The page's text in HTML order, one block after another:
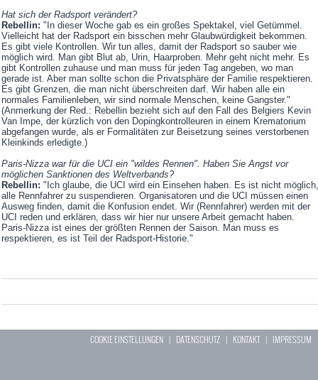
Hat sich der Radsport verändert?
Rebellin: "In dieser Woche gab es ein großes Spektakel, viel Getümmel.
Vielleicht hat der Radsport ein bisschen mehr Glaubwürdigkeit bekommen.
Es gibt viele Kontrollen. Wir tun alles, damit der Radsport so sauber wie
möglich wird. Man gibt Blut ab, Urin, Haarproben. Mehr geht nicht mehr. Es
gibt Kontrollen zuhause und man muss für jeden Tag angeben, wo man
gerade ist. Aber man sollte schon die Privatsphäre der Familie respektieren.
Es gibt Grenzen, die man nicht überschreiten darf. Wir haben alle ein
normales Familienleben, wir sind normale Menschen, keine Gangster."
(Anmerkung der Red.: Rebellin bezieht sich auf den Fall des Belgiers Kevin
Van Impe, der kürzlich von den Dopingkontrolleuren in einem Krematorium
abgefangen wurde, als er Formalitäten zur Beisetzung seines verstorbenen
Kleinkinds erledigte.)
Paris-Nizza war für die UCI ein "wildes Rennen". Haben Sie Angst vor
möglichen Sanktionen des Weltverbands?
Rebellin: "Ich glaube, die UCI wird ein Einsehen haben. Es ist nicht möglich,
alle Rennfahrer zu suspendieren. Organisatoren und die UCI müssen einen
Ausweg finden, damit die Konfusion endet. Wir (Rennfahrer) werden mit der
UCI reden und erklären, dass wir hier nur unsere Arbeit gemacht haben.
Paris-Nizza ist eines der größten Rennen der Saison. Man muss es
respektieren, es ist Teil der Radsport-Historie."
COOKIE EINSTELLUNGEN | DATENSCHUTZ | KONTAKT| IMPRESSUM